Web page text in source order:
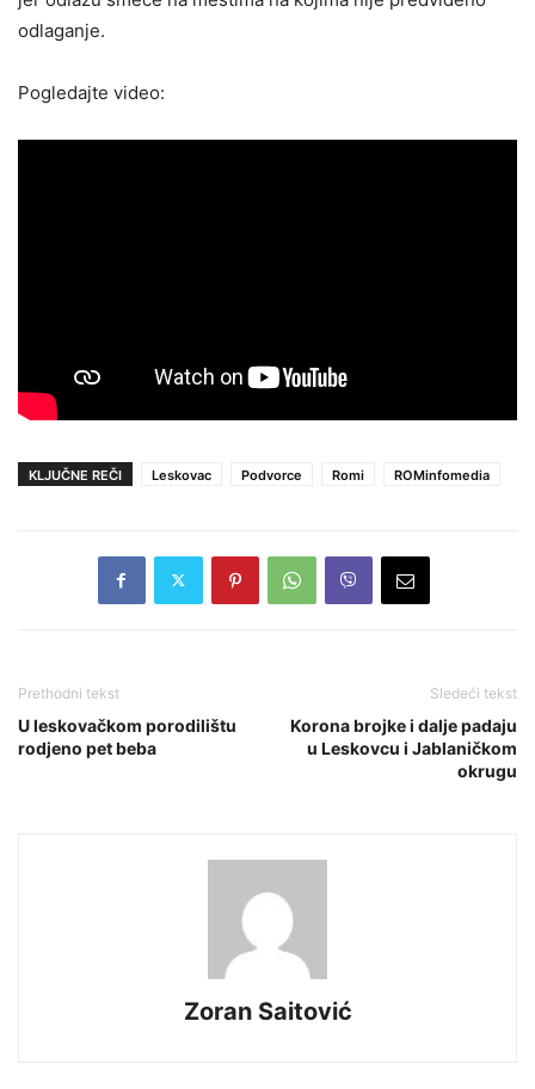
odlaganje.
Pogledajte video:
KLJUČNE REČI Leskovac Podvorce Romi ROMinfomedia
Prethodni tekst
U leskovačkom porodilištu
rodjeno pet beba
Sledeći tekst
Korona brojke i dalje padaju
u Leskovcu i Jablaničkom
okrugu
Zoran Saitović